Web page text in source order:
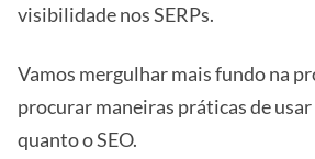
visibilidade nos SERPs.
Vamos mergulhar mais fundo na
procurar maneiras práticas de
quanto o SEO.